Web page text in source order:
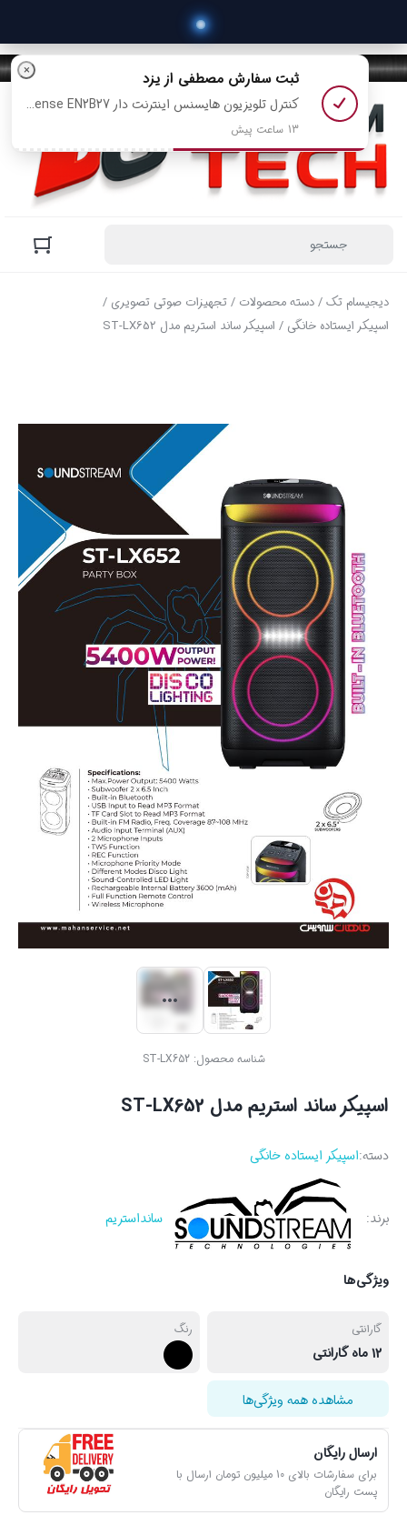
دیجیسام تک/دسته محصولات /تجهیزات صوتی تصویری /
اسپیکر ایستاده خانگی / اسپیکر ساند استریم مدل ST-LX652
شناسه محصول:ST-LX652
اسپیکر ساند استریم مدل ST-LX652
دسته:اسپیکر ایستاده خانگی
برند: سانداستریم
ویژگی‌ها
گارانتی
12 ماه گارانتی
رنگ
مشاهده همه ویژگی‌ها
ارسال رایگان
برای سفارشات بالای 10 میلیون تومان ارسال با
پست رایگان
× ثبت سفارش مصطفی از یزد
کنترل تلویزیون هایسنس اینترنت دار Hisense EN2B27 + باتری رایگان رو خرید کرد
13 ساعت پیش